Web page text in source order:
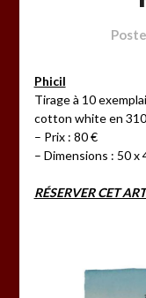
Phicil
Tirage à 10
cotton white en
– Prix : 80 €
– Dimensions : 50 x
RÉSERVER CET